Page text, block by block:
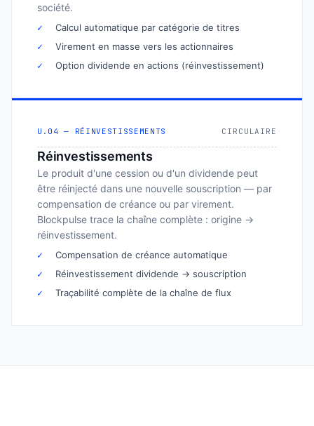
société.
✓
Calcul automatique par catégorie de titres
✓ Virement en masse vers les actionnaires
✓ Option dividende en actions (réinvestissement)
U.04 — RÉINVESTISSEMENTS CIRCULAIRE
Réinvestissements
Le produit d'une cession ou d'un dividende peut
être réinjecté dans une nouvelle souscription — par
compensation de créance ou par virement.
Blockpulse trace la chaîne complète : origine →
réinvestissement.
✓
Compensation de créance automatique
✓ Réinvestissement dividende → souscription
✓ Traçabilité complète de la chaîne de flux